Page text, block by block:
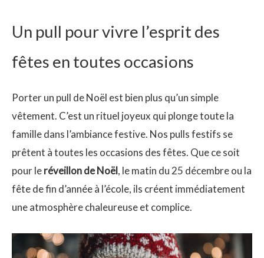
Un pull pour vivre l’esprit des
fêtes en toutes occasions
Porter un pull de Noël est bien plus qu’un simple
vêtement. C’est un rituel joyeux qui plonge toute la
famille dans l’ambiance festive. Nos pulls festifs se
prêtent à toutes les occasions des fêtes. Que ce soit
pour leréveillon de Noël, le matin du 25 décembre ou la
fête de fin d’année à l’école, ils créent immédiatement
une atmosphère chaleureuse et complice.